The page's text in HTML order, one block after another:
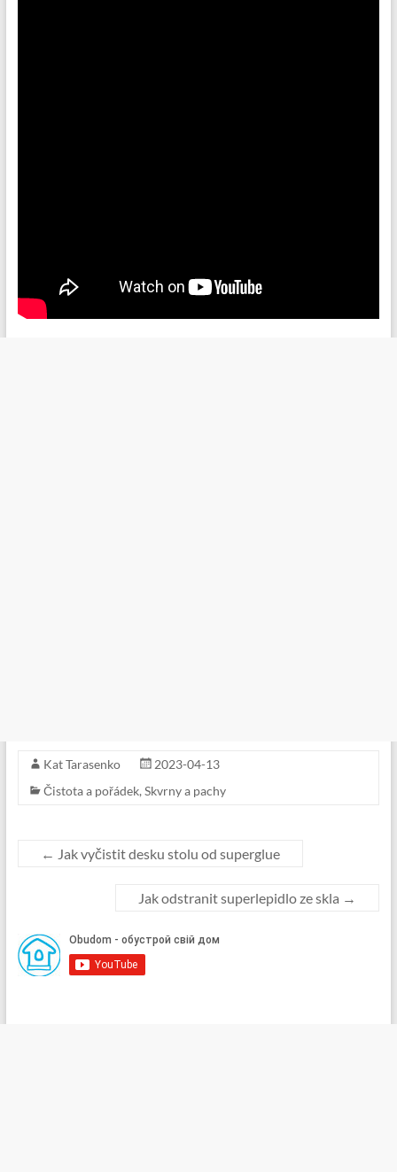
Kat Tarasenko
2023-04-13
Čistota a pořádek, Skvrny a pachy
← Jak vyčistit desku stolu od superglue
Jak odstranit superlepidlo ze skla →